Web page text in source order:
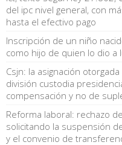
del ipc nivel general, con
hasta el efectivo pago
Inscripción de un niño
como hijo de quien lo dio a
Csjn: la asignación
división custodia
compensación y no de
Reforma laboral: rechazo
solicitando la suspensión
y el convenio de